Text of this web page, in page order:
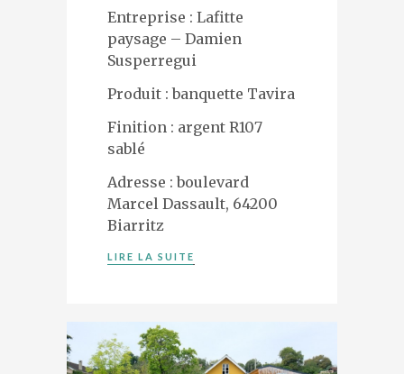
Entreprise : Lafitte
paysage – Damien
Susperregui
Produit : banquette Tavira
Finition : argent R107
sablé
Adresse : boulevard
Marcel Dassault, 64200
Biarritz
LIRE LA SUITE